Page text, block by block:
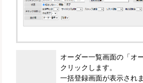
オーダー一覧画面の「オ
クリックします。
一括登録画面が表示されま